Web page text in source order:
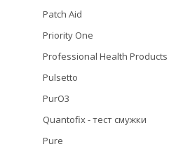
Patch Aid
Priority One
Professional Health Products
Pulsetto
PurO3
Quantofix - тест смужки
Pure